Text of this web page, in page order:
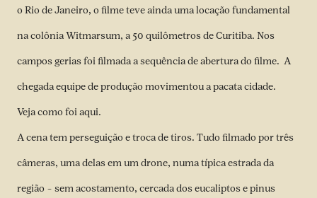
o Rio de Janeiro, o filme teve ainda uma locação fundamental
na colônia Witmarsum, a 50 quilômetros de Curitiba. Nos
campos gerias foi filmada a sequência de abertura do filme. A
chegada equipe de produção movimentou a pacata cidade.
Veja como foiaqui.
A cena tem perseguição e troca de tiros. Tudo filmado por três
câmeras, uma delas em um drone, numa típica estrada da
região – sem acostamento, cercada dos eucaliptos e pinus